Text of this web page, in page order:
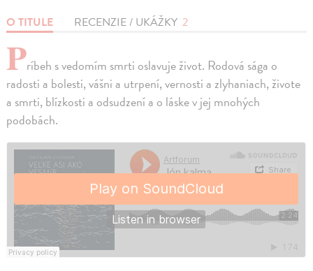
O TITULE RECENZIE / UKÁŽKY 2
Príbeh s vedomím smrti oslavuje život. Rodová sága o
radosti a bolesti, vášni a utrpení, vernosti a zlyhaniach, živote
a smrti, blízkosti a odsudzení a o láske v jej mnohých
podobách.